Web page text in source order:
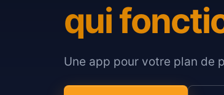
qui
Une app pour votre plan de